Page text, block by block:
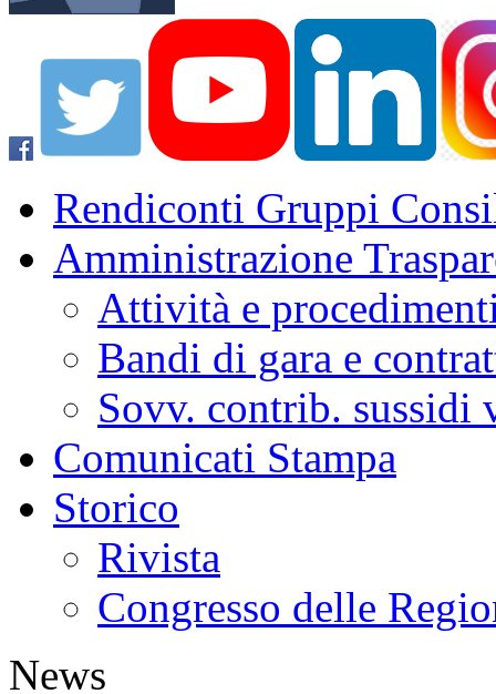
Rendiconti Gruppi
Amministrazione
Attività e
Bandi di gara e
Sovv. contrib. sussidi
Comunicati Stampa
Storico
Rivista
Congresso delle
News